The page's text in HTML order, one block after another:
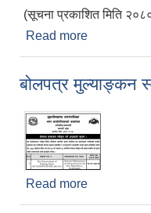
(सूचना प्रकाशित मिति
Read more
बोलपत्र मुल्याङ्कन
Read more